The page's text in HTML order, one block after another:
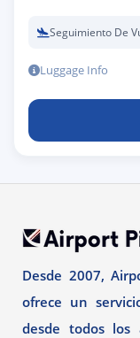
Seguimiento De
Luggage Info
Desde 2007,
ofrece un
desde todos los